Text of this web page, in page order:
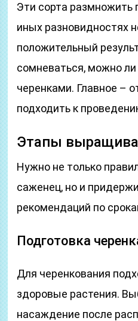
Эти сорта размножить
иных разновидностях
положительный
сомневаться, можно
черенками. Главное –
подходить к
Этапы
Нужно не только
саженец, но и
рекомендаций по
Подготовка
Для черенкования
здоровые растения.
насаждение после